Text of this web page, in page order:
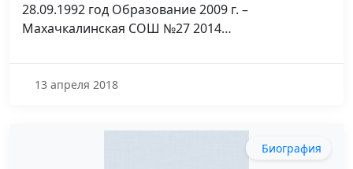
28.09.1992 год Образование 2009 г. –
Махачкалинская СОШ №27 2014…
13 апреля 2018
Биография